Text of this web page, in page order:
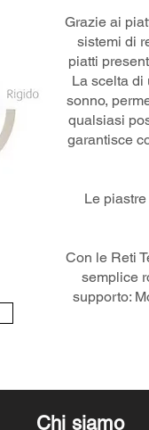
Grazie ai
sistemi di
piatti
La scelta di
sonno,
qualsiasi
garantisce
Le
Con le Reti
semplice
supporto:
Chi siamo